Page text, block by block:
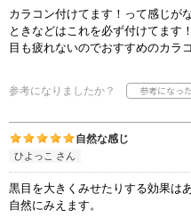
カラコン付けてます！って感じが
ときなどはこれを必ず付けてます！
目も疲れないのでおすすめのカラ
参考になりましたか？
自然な感じ
ひよっこ さん
黒目を大きくみせたりする効果は
自然にみえます。